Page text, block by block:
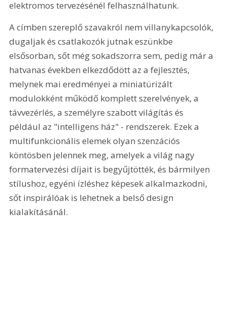
elektromos tervezésénél felhasználhatunk.
A címben szereplő szavakról nem villanykapcsolók,
dugaljak és csatlakozók jutnak eszünkbe
elsősorban, sőt még sokadszorra sem, pedig már a
hatvanas években elkezdődött az a fejlesztés,
melynek mai eredményei a miniatürizált
modulokként működő komplett szerelvények, a
távvezérlés, a személyre szabott világítás és
például az "intelligens ház" - rendszerek. Ezek a
multifunkcionális elemek olyan szenzációs
köntösben jelennek meg, amelyek a világ nagy
formatervezési díjait is begyűjtötték, és bármilyen
stílushoz, egyéni ízléshez képesek alkalmazkodni,
sőt inspirálóak is lehetnek a belső design
kialakításánál.